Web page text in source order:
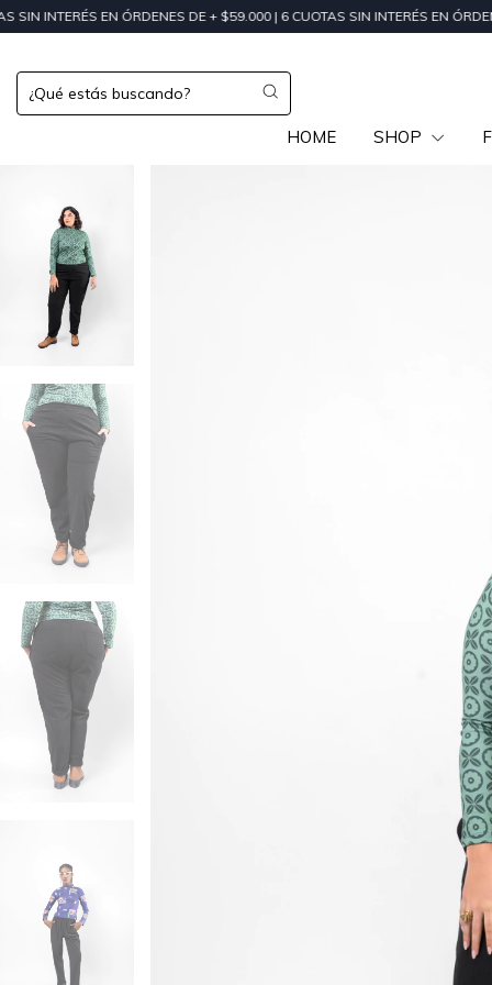
EN ÓRDENES DE + $59.000 | 6 CUOTAS SIN INTERÉS EN ÓRDENES DE +
HOME SHOP